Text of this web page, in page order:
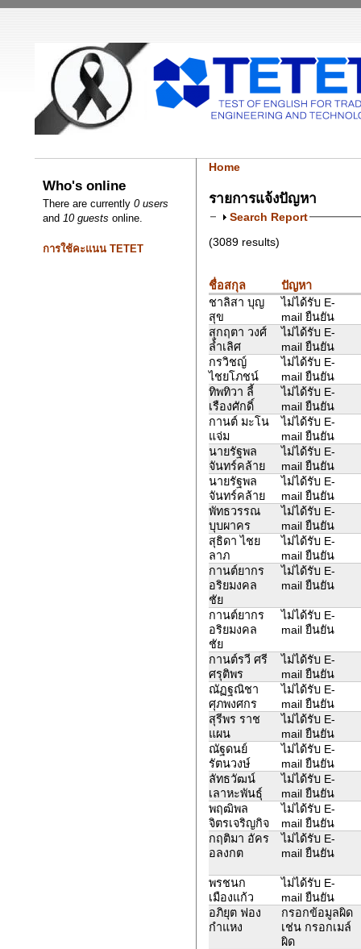
Who's online
There are currently0 users
and 10 guests online.
การใช้คะแนน TETET
Home
รายการแจ้งปัญหา
Search Report
(3089 results)
ชื่อสกุล
ปัญหา
ชาลิสา บุญ
สุข
ไม่ได้รับ E-
mail ยืนยัน
สุกฤตา วงศ์
ล้ำเลิศ
ไม่ได้รับ E-
mail ยืนยัน
กรวิชญ์
ไชยโภชน์
ไม่ได้รับ E-
mail ยืนยัน
ทิพทิวา ลี้
เรืองศักดิ์
ไม่ได้รับ E-
mail ยืนยัน
กานต์ มะโน
แจ่ม
ไม่ได้รับ E-
mail ยืนยัน
นายรัฐพล
จันทร์คล้าย
ไม่ได้รับ E-
mail ยืนยัน
นายรัฐพล
จันทร์คล้าย
ไม่ได้รับ E-
mail ยืนยัน
พัทธวรรณ
บุบผาคร
ไม่ได้รับ E-
mail ยืนยัน
สุธิดา ไชย
ลาภ
ไม่ได้รับ E-
mail ยืนยัน
กานต์ยากร
อริยมงคล
ชัย
ไม่ได้รับ E-
mail ยืนยัน
กานต์ยากร
อริยมงคล
ชัย
ไม่ได้รับ E-
mail ยืนยัน
กานต์รวี ศรี
ศรุติพร
ไม่ได้รับ E-
mail ยืนยัน
ณัฏฐณิชา
ศุภพงศกร
ไม่ได้รับ E-
mail ยืนยัน
สุรีพร ราช
แผน
ไม่ได้รับ E-
mail ยืนยัน
ณัฐดนย์
รัตนวงษ์
ไม่ได้รับ E-
mail ยืนยัน
ลัทธวัฒน์
เลาหะพันธุ์
ไม่ได้รับ E-
mail ยืนยัน
พฤฒิพล
จิตรเจริญกิจ
ไม่ได้รับ E-
mail ยืนยัน
กฤติมา อัคร
อลงกต
ไม่ได้รับ E-
mail ยืนยัน
พรชนก
เมืองแก้ว
ไม่ได้รับ E-
mail ยืนยัน
อภิยุต ฟอง
กำแหง
กรอกข้อมูลผิด
เช่น กรอกเมล์
ผิด